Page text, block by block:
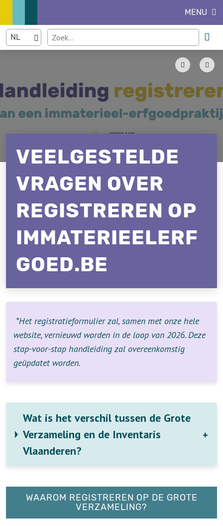
MENU
VEELGESTELDE
VRAGEN OVER
REGISTREREN OP
IMMATERIEELERF
GOED.BE
*Het registratieformulier zal, samen met onze hele
website, vernieuwd worden in de loop van 2026. Deze
stap-voor-stap handleiding zal overeenkomstig
geüpdatet worden.
Wat is het verschil tussen de Grote
Verzameling en de Inventaris
Vlaanderen?
WAAROM REGISTREREN OP DE GROTE
VERZAMELING?